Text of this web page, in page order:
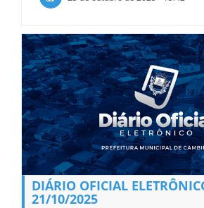
DIÁRIO OFICIAL
21/10/2025